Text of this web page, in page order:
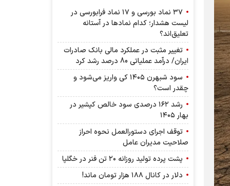
۳۷ نماد بورسی و ۱۷ نماد فرابورسی در
لیست هشدار؛ کدام نماد‌ها در آستانه
تعلیق‌اند؟
تغییر مثبت در عملکرد مالی بانک صادرات
ایران/ درآمد عملیاتی 80 درصد رشد کرد
سود شبهرن ۱۴۰۵ کی واریز می‌شود و
چقدر است؟
رشد ۱۶۲ درصدی سود خالص کپشیر در
بهار ۱۴۰۵
توقف اجرای دستورالعمل نحوه احراز
صلاحیت مدیران عامل
پشت پرده تولید روزانه ۲۰ تن فنر در خگلپا
دلار در کانال ۱۸۸ هزار تومان ماند!